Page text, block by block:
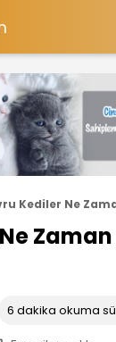
Kediler Ne
6 dakika okuma